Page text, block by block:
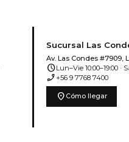
Sucursal Las
Av. Las Condes #7909,
scheduleLun–Vie 10:00–19:00 ·
phone_enabled +56 9 7768 7400
location_on Cómo llegar